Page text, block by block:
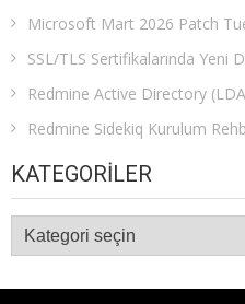
Microsoft Mart 2026 Patch
SSL/TLS Sertifikalarında Yeni
Redmine Active Directory
Redmine Sidekiq Kurulum
KATEGORILER
Kategoriler